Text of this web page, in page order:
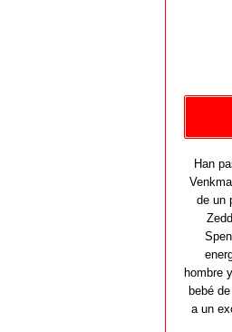
Han
de un
hombre
bebé
a un